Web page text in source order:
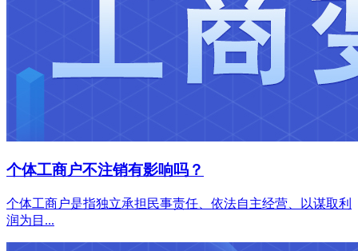
个体工商户不注销有影响吗？
个体工商户是指独立承担民事责任、依法自主经营、以谋取利
润为目...